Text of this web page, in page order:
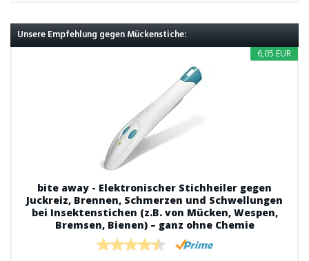
Unsere Empfehlung gegen Mückenstiche:
6,05 EUR
bite away - Elektronischer Stichheiler gegen
Juckreiz, Brennen, Schmerzen und Schwellungen
bei Insektenstichen (z.B. von Mücken, Wespen,
Bremsen, Bienen) – ganz ohne Chemie